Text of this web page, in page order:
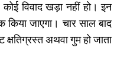
विवाद खड़ा नहीं हो। इन
जाएगा। चार साल बाद
अथवा गुम हो जाता